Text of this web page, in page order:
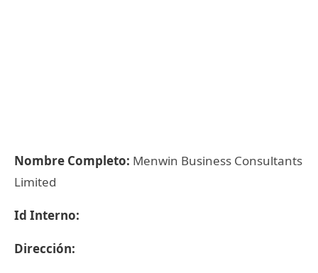
Nombre Completo: Menwin Business Consultants
Limited
Id Interno:
Dirección: